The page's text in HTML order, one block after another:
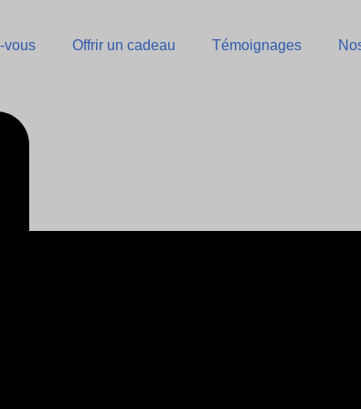
vous Offrir un cadeau Témoignages